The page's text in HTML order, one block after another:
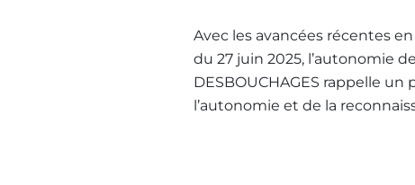
Avec les avancées récentes
du 27 juin 2025, l’autonomie
DESBOUCHAGES rappelle
l’autonomie et de la